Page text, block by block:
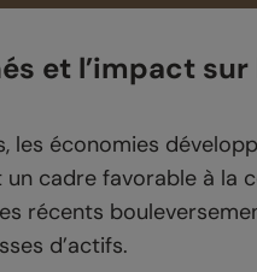
et l’impact
les économies
un cadre favorable à
récents
d’actifs.